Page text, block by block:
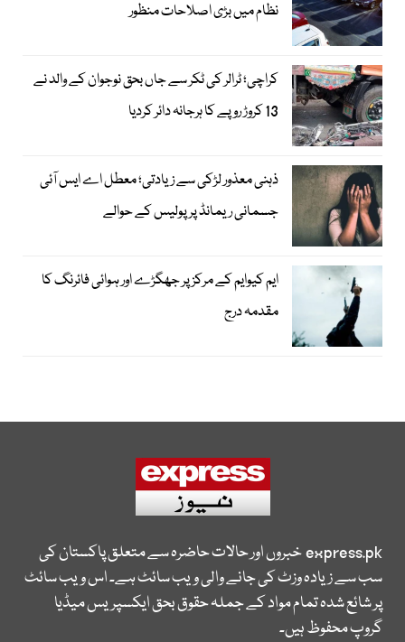
نظام میں بڑی اصلاحات منظور
کراچی؛ ٹرالر کی ٹکر سے جاں بحق نوجوان کے والد نے
13 کروڑ روپے کا ہرجانہ دائر کردیا
ذہنی معذور لڑکی سے زیادتی؛ معطل اے ایس آئی
جسمانی ریمانڈ پر پولیس کے حوالے
ایم کیوایم کے مرکز پر جھگڑے اور ہوائی فائرنگ کا
مقدمہ درج
express.pkخبروں اور حالات حاضرہ سے متعلق پاکستان کی
سب سے زیادہ وزٹ کی جانے والی ویب سائٹ ہے۔ اس ویب سائٹ
پر شائع شدہ تمام مواد کے جملہ حقوق بحق ایکسپریس میڈیا
گروپ محفوظ ہیں۔